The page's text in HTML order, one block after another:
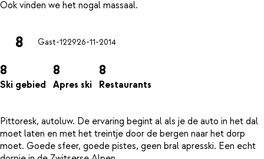
8 Gast-122926-11-2014
8
Ski gebied
8
Apres ski
8
Restaurants
Pittoresk, autoluw. De ervaring begint al als je de auto in het dal
moet laten en met het treintje door de bergen naar het dorp
moet. Goede sfeer, goede pistes, geen bral apresski. Een echt